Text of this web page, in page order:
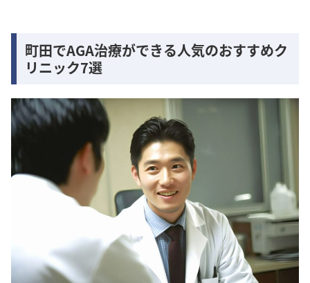
町田でAGA治療ができる人気のおすすめク
リニック7選